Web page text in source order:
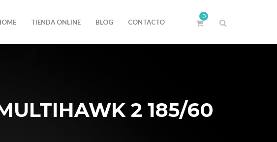
TIENDA ONLINE BLOG CONTACTO
0
2 185/60